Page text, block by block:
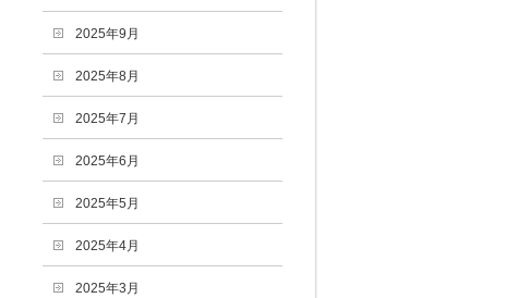
2025年9月
2025年8月
2025年7月
2025年6月
2025年5月
2025年4月
2025年3月